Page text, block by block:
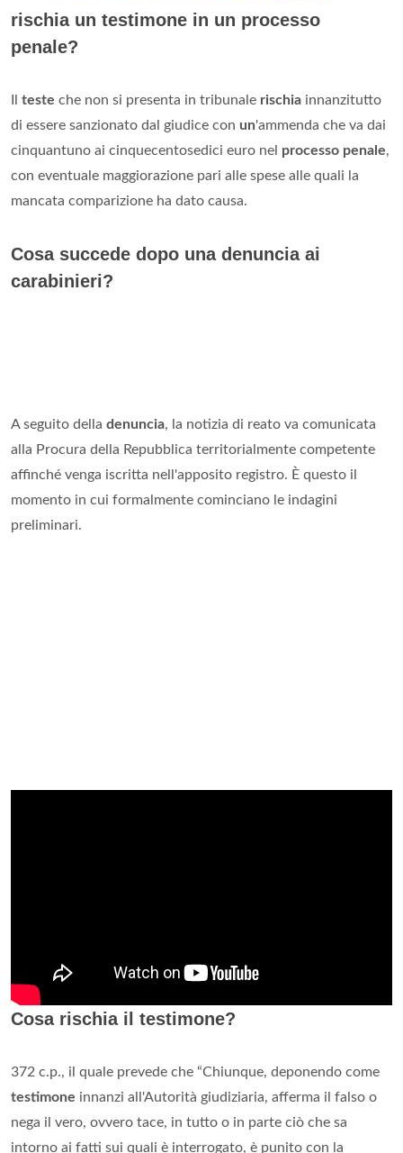
rischia un testimone in un processo
penale?
teste che non si presenta in tribunale rischia innanzitutto
di essere sanzionato dal giudice con un'ammenda che va dai
cinquantuno ai cinquecentosedici euro nel processo penale,
con eventuale maggiorazione pari alle spese alle quali la
mancata comparizione ha dato causa.
Cosa succede dopo una denuncia ai
carabinieri?
A seguito della denuncia, la notizia di reato va comunicata
alla Procura della Repubblica territorialmente competente
affinché venga iscritta nell'apposito registro. È questo il
momento in cui formalmente cominciano le indagini
preliminari.
Cosa rischia il testimone?
372 c.p., il quale prevede che “Chiunque, deponendo come
testimone innanzi all'Autorità giudiziaria, afferma il falso o
nega il vero, ovvero tace, in tutto o in parte ciò che sa
intorno ai fatti sui quali è interrogato, è punito con la